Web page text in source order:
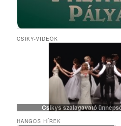
CSIKY-VIDEÓK
Csikys szalagavató
HANGOS HÍREK